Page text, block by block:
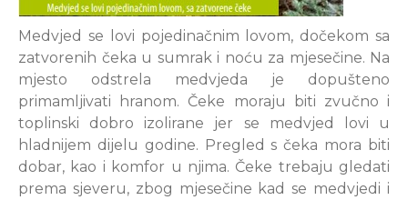
Medvjed se lovi pojedinačnim lovom, dočekom sa
zatvorenih čeka u sumrak i noću za mjesečine. Na
mjesto odstrela medvjeda je dopušteno
primamljivati hranom. Čeke moraju biti zvučno i
toplinski dobro izolirane jer se medvjed lovi u
hladnijem dijelu godine. Pregled s čeka mora biti
dobar, kao i komfor u njima. Čeke trebaju gledati
prema sjeveru, zbog mjesečine kad se medvjedi i